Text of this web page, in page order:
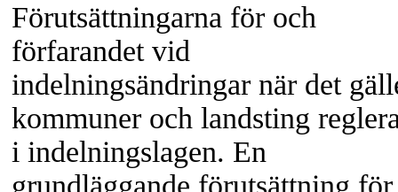
Förutsättningarna för och
förfarandet vid
indelningsändringar när det
kommuner och landsting
i indelningslagen. En
grundläggande förutsättning för